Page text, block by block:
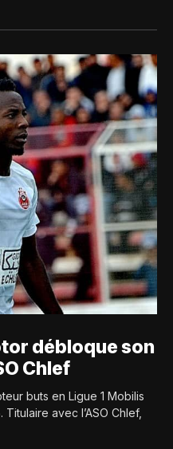
débloque son
Chlef
buts en Ligue 1 Mobilis
avec l’ASO Chlef,